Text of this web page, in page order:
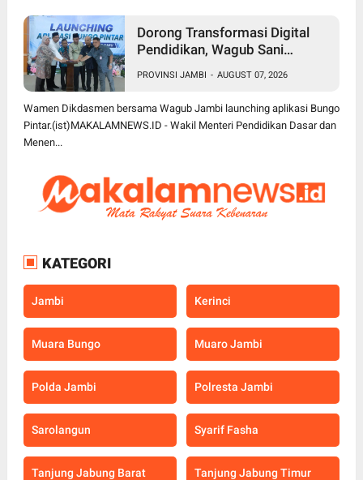
Dorong Transformasi Digital
Pendidikan, Wagub Sani
Luncurkan Aplikasi Bungo
Pintar
PROVINSI JAMBI - AUGUST 07, 2026
Wamen Dikdasmen bersama Wagub Jambi launching aplikasi Bungo
Pintar.(ist)MAKALAMNEWS.ID - Wakil Menteri Pendidikan Dasar dan
Menen...
KATEGORI
Jambi Kerinci
Muara Bungo Muaro Jambi
Polda Jambi Polresta Jambi
Sarolangun Syarif Fasha
Tanjung Jabung Barat Tanjung Jabung Timur